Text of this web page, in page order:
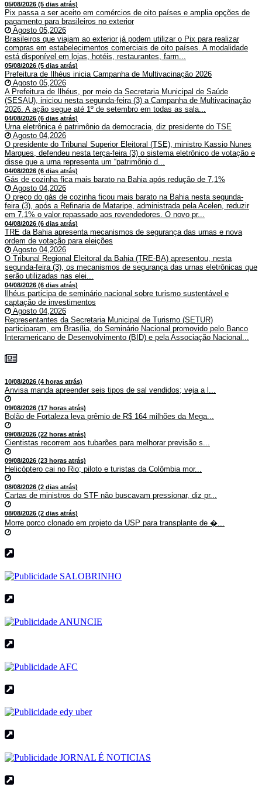
05/08/2026 (5 dias atrás)
Pix passa a ser aceito em comércios de oito países e amplia opções de
pagamento para brasileiros no exterior
Agosto 05,2026
Brasileiros que viajam ao exterior já podem utilizar o Pix para realizar
compras em estabelecimentos comerciais de oito países. A modalidade
está disponível em lojas, hotéis, restaurantes, farm...
05/08/2026 (5 dias atrás)
Prefeitura de Ilhéus inicia Campanha de Multivacinação 2026
Agosto 05,2026
A Prefeitura de Ilhéus, por meio da Secretaria Municipal de Saúde
(SESAU), iniciou nesta segunda-feira (3) a Campanha de Multivacinação
2026. A ação segue até 1º de setembro em todas as sala...
04/08/2026 (6 dias atrás)
Urna eletrônica é patrimônio da democracia, diz presidente do TSE
Agosto 04,2026
O presidente do Tribunal Superior Eleitoral (TSE), ministro Kassio Nunes
Marques, defendeu nesta terça-feira (3) o sistema eletrônico de votação e
disse que a urna representa um “patrimônio d...
04/08/2026 (6 dias atrás)
Gás de cozinha fica mais barato na Bahia após redução de 7,1%
Agosto 04,2026
O preço do gás de cozinha ficou mais barato na Bahia nesta segunda-
feira (3), após a Refinaria de Mataripe, administrada pela Acelen, reduzir
em 7,1% o valor repassado aos revendedores. O novo pr...
04/08/2026 (6 dias atrás)
TRE da Bahia apresenta mecanismos de segurança das urnas e nova
ordem de votação para eleições
Agosto 04,2026
O Tribunal Regional Eleitoral da Bahia (TRE-BA) apresentou, nesta
segunda-feira (3), os mecanismos de segurança das urnas eletrônicas que
serão utilizadas nas elei...
04/08/2026 (6 dias atrás)
Ilhéus participa de seminário nacional sobre turismo sustentável e
captação de investimentos
Agosto 04,2026
Representantes da Secretaria Municipal de Turismo (SETUR)
participaram, em Brasília, do Seminário Nacional promovido pelo Banco
Interamericano de Desenvolvimento (BID) e pela Associação Nacional...
10/08/2026 (4 horas atrás)
Anvisa manda apreender seis tipos de sal vendidos; veja a l...
09/08/2026 (17 horas atrás)
Bolão de Fortaleza leva prêmio de R$ 164 milhões da Mega...
09/08/2026 (22 horas atrás)
Cientistas recorrem aos tubarões para melhorar previsão s...
09/08/2026 (23 horas atrás)
Helicóptero cai no Rio; piloto e turistas da Colômbia mor...
08/08/2026 (2 dias atrás)
Cartas de ministros do STF não buscavam pressionar, diz pr...
08/08/2026 (2 dias atrás)
Morre porco clonado em projeto da USP para transplante de �...